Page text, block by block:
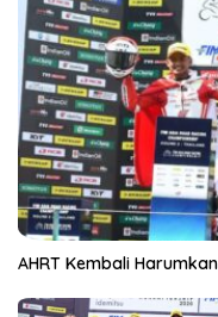
AHRT Kembali